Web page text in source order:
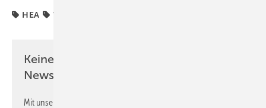
HEA VdZ
Keine Zeit? Kein Problem mit dem SBZ
Newsletter!
Mit unserem Newsletter erhalten Sie regelmäßig von uns